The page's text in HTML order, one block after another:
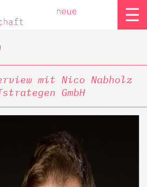
☰
mit Nico Nabholz
GmbH